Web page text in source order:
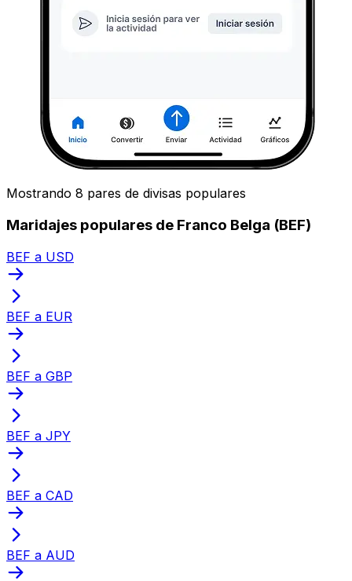
Mostrando 8 pares de divisas populares
Maridajes populares de Franco Belga (BEF)
BEF a USD
BEF a EUR
BEF a GBP
BEF a JPY
BEF a CAD
BEF a AUD